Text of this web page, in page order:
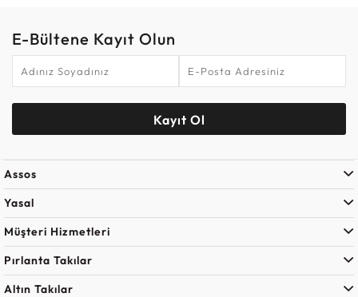
E-Bültene Kayıt Olun
Kayıt Ol
Assos
Yasal
Müşteri Hizmetleri
Pırlanta Takılar
Altın Takılar